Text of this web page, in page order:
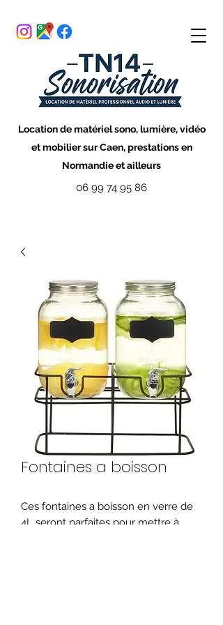
06 99 74 95 86
Location de matériel sono, lumière, vidéo
et mobilier sur Caen, prestations en
Normandie et ailleurs
Fontaines a boisson
Ces fontaines a boisson en verre de
4L seront parfaites pour mettre à